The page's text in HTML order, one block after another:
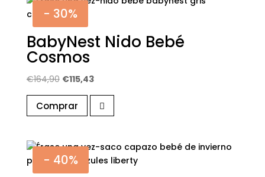
- 30%
BabyNest Nido Bebé
Cosmos
€164,90 El
precio
original
era:
€115,43El
precio
actual
es:
Comprar
- 40%